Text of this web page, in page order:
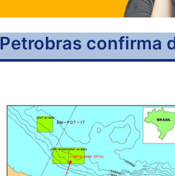
Petrobras confirma